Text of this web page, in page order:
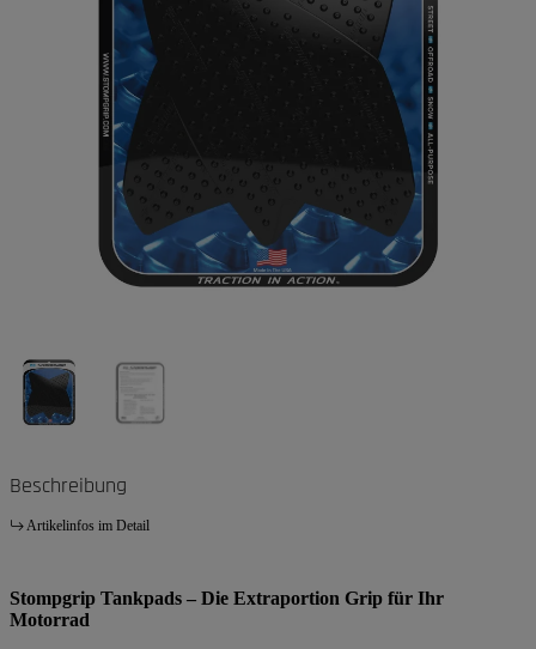
Beschreibung
Artikelinfos im Detail
Stompgrip Tankpads – Die Extraportion Grip für Ihr
Motorrad